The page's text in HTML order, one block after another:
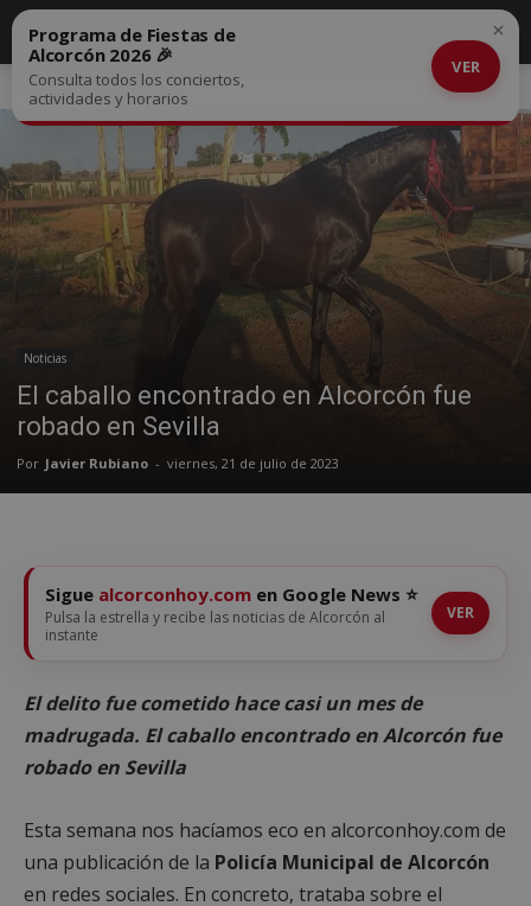
Inicio Noticias
Noticias
El caballo encontrado en Alcorcón fue
robado en Sevilla
Por Javier Rubiano - viernes, 21 de julio de 2023
Programa de Fiestas de
Alcorcón 2026 🎉
Consulta todos los conciertos,
actividades y horarios
VER
×
Sigue alcorconhoy.com en Google News ⭐
Pulsa la estrella y recibe las noticias de Alcorcón al
instante
VER
El delito fue cometido hace casi un mes de
madrugada. El caballo encontrado en Alcorcón fue
robado en Sevilla
Esta semana nos hacíamos eco en alcorconhoy.com de
una publicación de la Policía Municipal de Alcorcón
en redes sociales. En concreto, trataba sobre el